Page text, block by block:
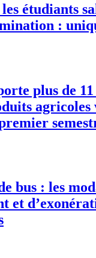
étudiants
:
plus de
agricoles
bus : les
et